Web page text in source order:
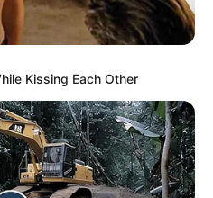
Kissing Each Other